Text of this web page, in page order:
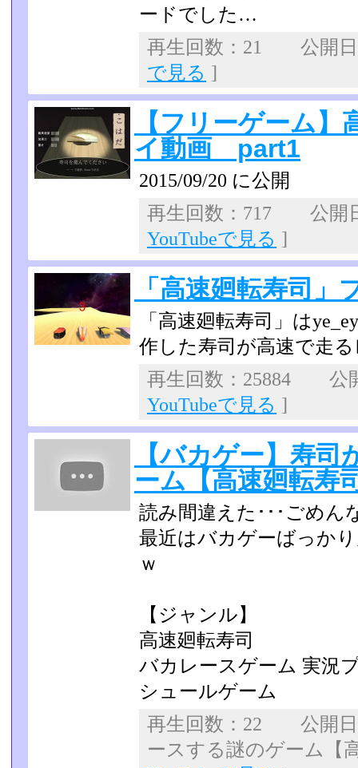
ードでした…
再生回数：21 公開
で見る ]
【フリーゲーム
イ動画 part1
2015/09/20 に公開
再生回数：717 公開
YouTubeで見る ]
「高速廻転寿司」
「高速廻転寿司」は
作した寿司が高速で走
再生回数：25884 公
YouTubeで見る ]
【バカゲー】寿
ーム【高速廻転寿
読み間違えた･･･ごめん
最近はバカゲーばっか
ｗ
【ジャンル】
高速廻転寿司
バカレースゲーム 実況
シュールゲーム
再生回数：22 公開日
ースする謎のゲーム